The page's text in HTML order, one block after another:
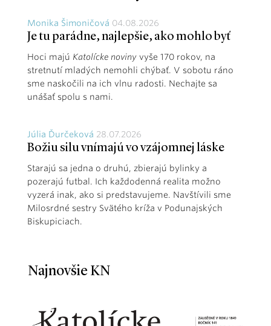
Monika Šimoničová 04.08.2026
Je tu parádne, najlepšie, ako mohlo byť
Hoci majú Katolícke noviny vyše 170 rokov, na
stretnutí mladých nemohli chýbať. V sobotu ráno
sme naskočili na ich vlnu radosti. Nechajte sa
unášať spolu s nami.
Júlia Ďurčeková 28.07.2026
Božiu silu vnímajú vo vzájomnej láske
Starajú sa jedna o druhú, zbierajú bylinky a
pozerajú futbal. Ich každodenná realita možno
vyzerá inak, ako si predstavujeme. Navštívili sme
Milosrdné sestry Svätého kríža v Podunajských
Biskupiciach.
Najnovšie KN